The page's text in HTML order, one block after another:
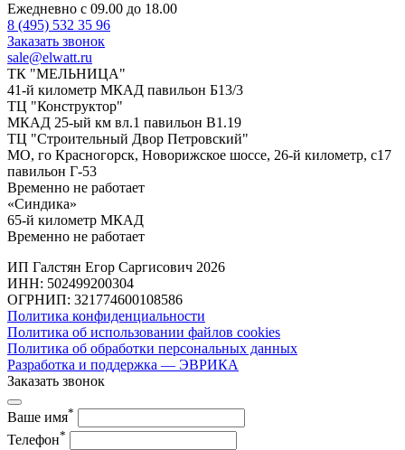
Ежедневно с 09.00 до 18.00
8 (495) 532 35 96
Заказать звонок
sale@elwatt.ru
ТК "МЕЛЬНИЦА"
41-й километр МКАД павильон Б13/3
ТЦ "Конструктор"
МКАД 25-ый км вл.1 павильон В1.19
ТЦ "Строительный Двор Петровский"
МО, го Красногорск, Новорижское шоссе, 26-й километр, с17
павильон Г-53
Временно не работает
«Синдика»
65-й километр МКАД
Временно не работает
ИП Галстян Егор Саргисович 2026
ИНН: 502499200304
ОГРНИП: 321774600108586
Политика конфиденциальности
Политика об использовании файлов cookies
Политика об обработки персональных данных
Разработка и поддержка — ЭВРИКА
Заказать звонок
Ваше имя*
Телефон*